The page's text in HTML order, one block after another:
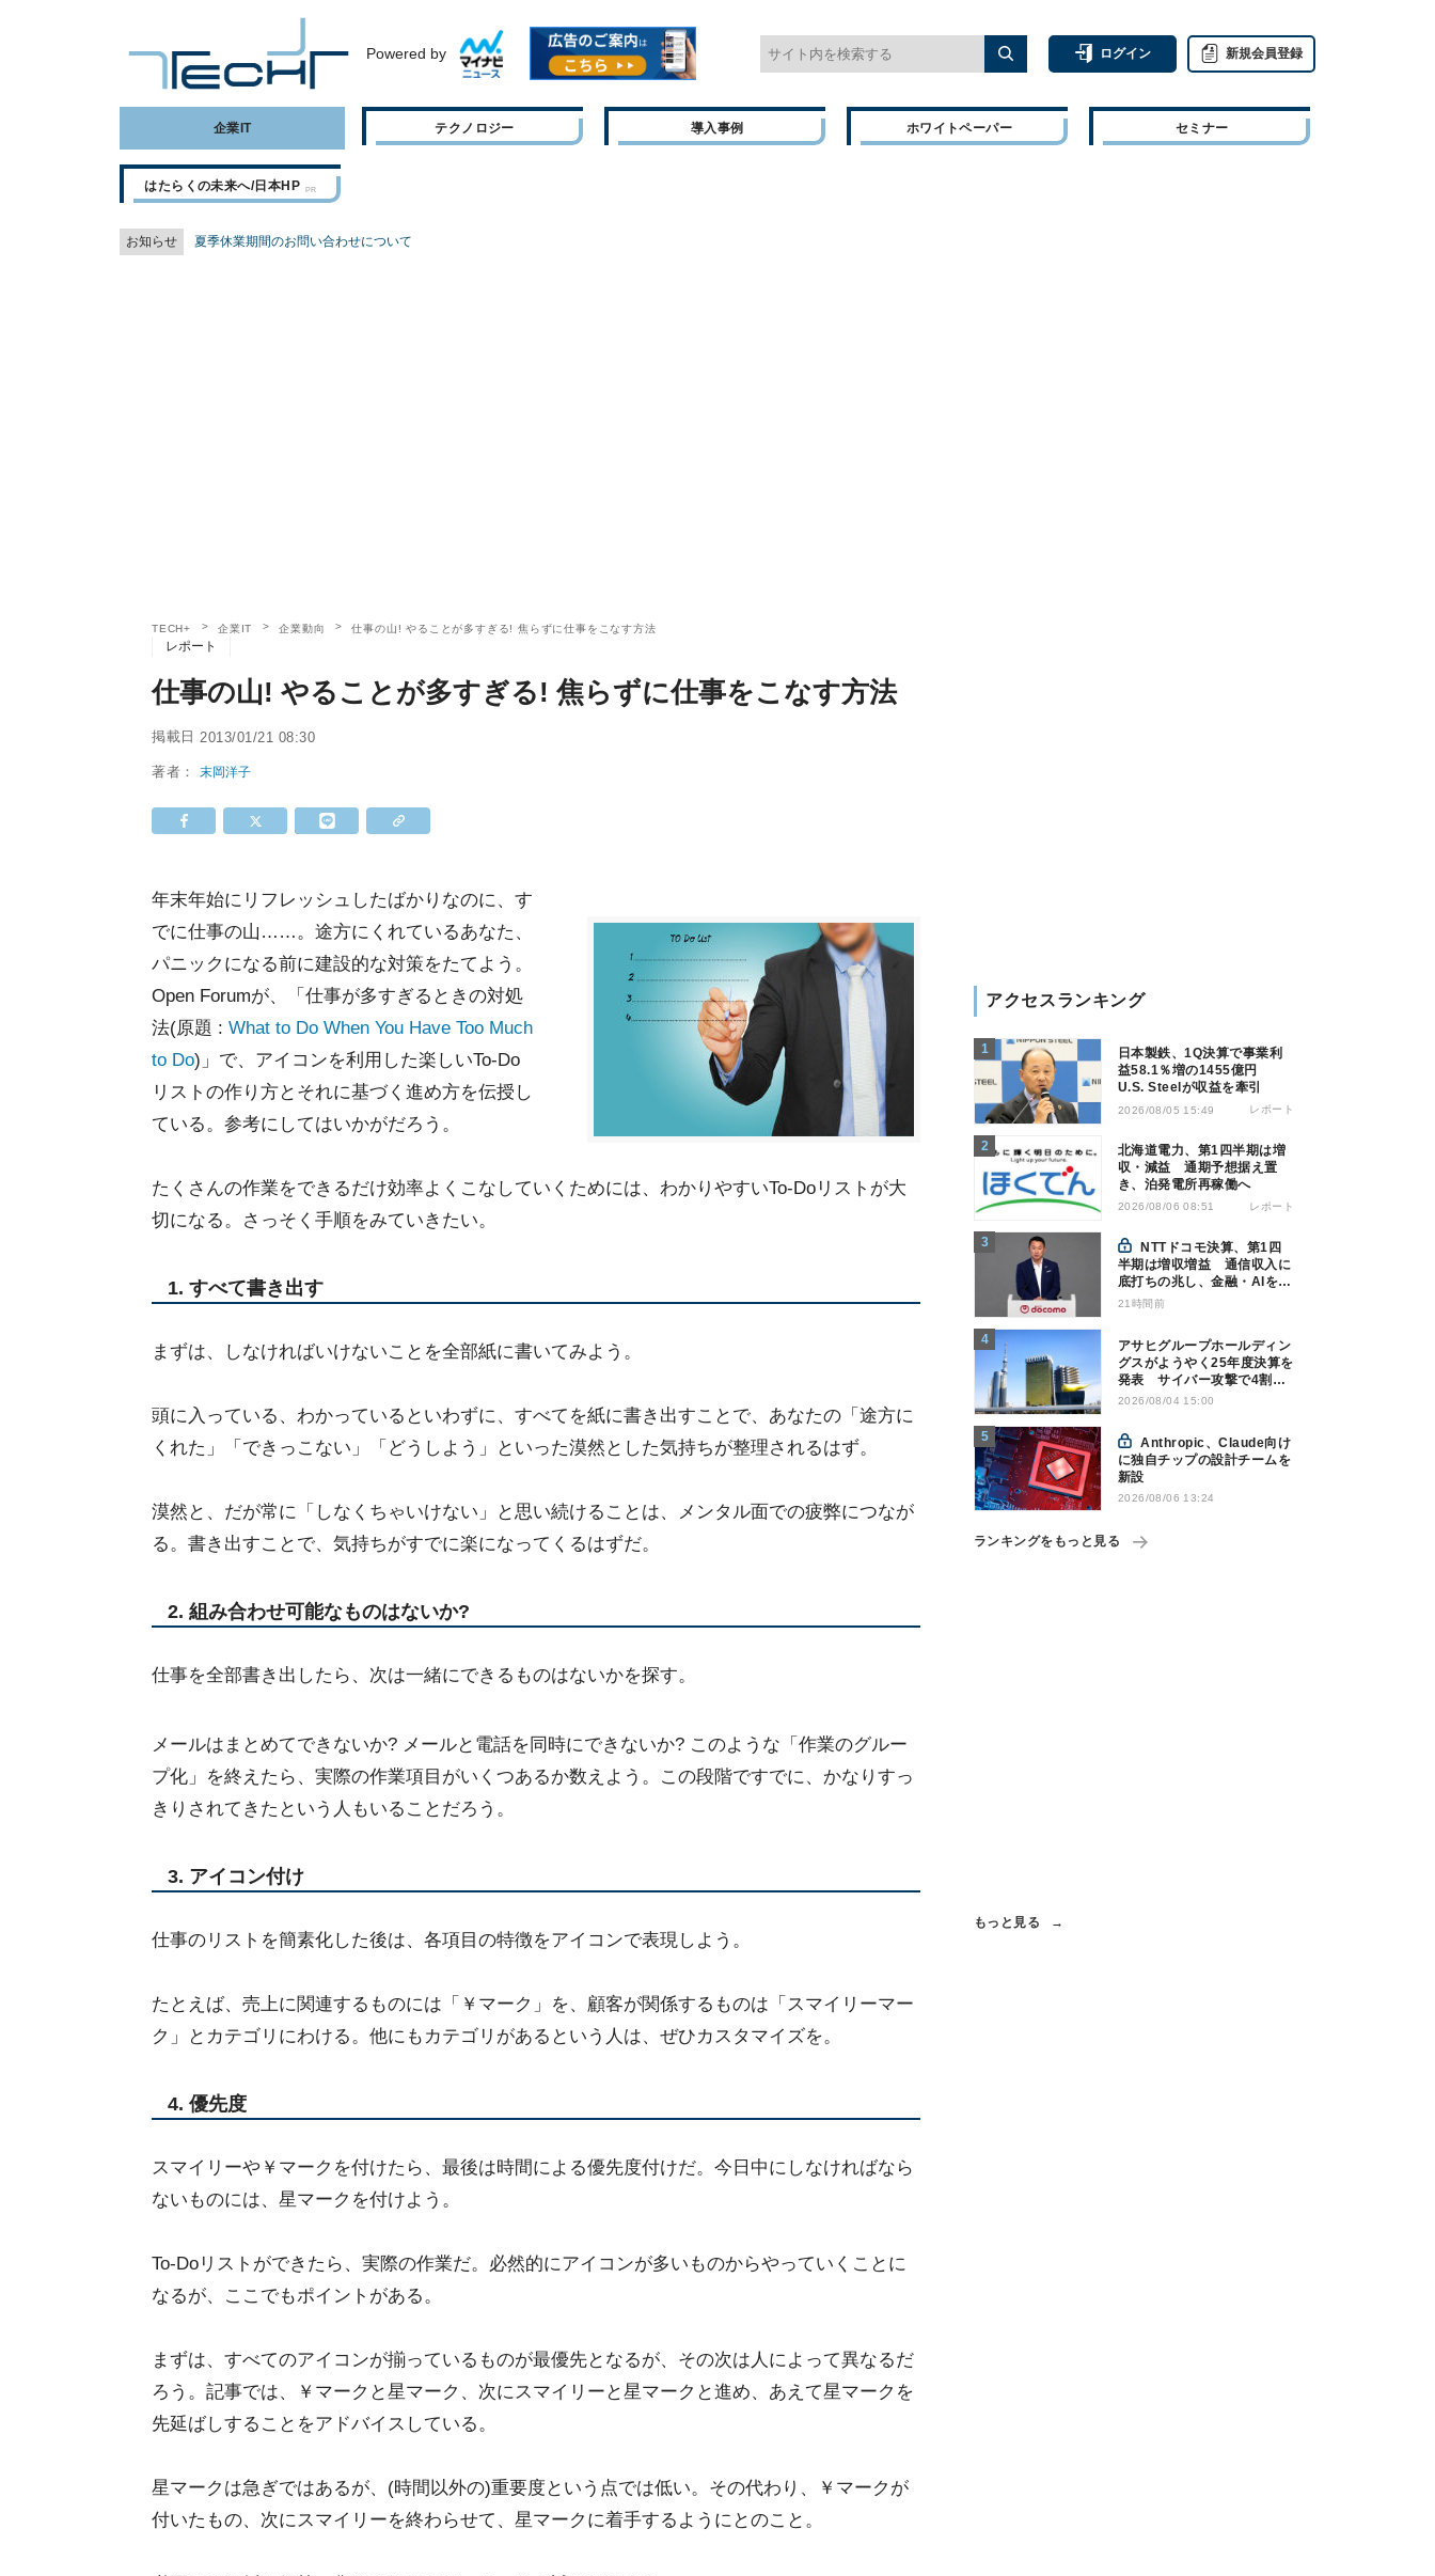
Powered by ログイン 新規会員登録
企業IT テクノロジー 導入事例 ホワイトペーパー セミナー
はたらくの未来へ/日本HP
お知らせ 夏季休業期間のお問い合わせについて
TECH+ 企業IT 企業動向 仕事の山! やることが多すぎる! 焦らずに仕事をこなす方法
レポート
仕事の山! やることが多すぎる! 焦らずに仕事をこなす方法
掲載日 2013/01/21 08:30
著者：末岡洋子
年末年始にリフレッシュしたばかりなのに、す
でに仕事の山……。途方にくれているあなた、
パニックになる前に建設的な対策をたてよう。
Open Forumが、「仕事が多すぎるときの対処
法(原題 : What to Do When You Have Too Much
to Do)」で、アイコンを利用した楽しいTo-Do
リストの作り方とそれに基づく進め方を伝授し
ている。参考にしてはいかがだろう。
たくさんの作業をできるだけ効率よくこなしていくためには、わかりやすいTo-Doリストが大
切になる。さっそく手順をみていきたい。
1. すべて書き出す
まずは、しなければいけないことを全部紙に書いてみよう。
頭に入っている、わかっているといわずに、すべてを紙に書き出すことで、あなたの「途方に
くれた」「できっこない」「どうしよう」といった漠然とした気持ちが整理されるはず。
漠然と、だが常に「しなくちゃいけない」と思い続けることは、メンタル面での疲弊につなが
る。書き出すことで、気持ちがすでに楽になってくるはずだ。
2. 組み合わせ可能なものはないか?
仕事を全部書き出したら、次は一緒にできるものはないかを探す。
メールはまとめてできないか? メールと電話を同時にできないか? このような「作業のグルー
プ化」を終えたら、実際の作業項目がいくつあるか数えよう。この段階ですでに、かなりすっ
きりされてきたという人もいることだろう。
3. アイコン付け
仕事のリストを簡素化した後は、各項目の特徴をアイコンで表現しよう。
たとえば、売上に関連するものには「￥マーク」を、顧客が関係するものは「スマイリーマー
ク」とカテゴリにわける。他にもカテゴリがあるという人は、ぜひカスタマイズを。
4. 優先度
スマイリーや￥マークを付けたら、最後は時間による優先度付けだ。今日中にしなければなら
ないものには、星マークを付けよう。
To-Doリストができたら、実際の作業だ。必然的にアイコンが多いものからやっていくことに
なるが、ここでもポイントがある。
まずは、すべてのアイコンが揃っているものが最優先となるが、その次は人によって異なるだ
ろう。記事では、￥マークと星マーク、次にスマイリーと星マークと進め、あえて星マークを
先延ばしすることをアドバイスしている。
星マークは急ぎではあるが、(時間以外の)重要度という点では低い。その代わり、￥マークが
付いたもの、次にスマイリーを終わらせて、星マークに着手するようにとのこと。
アクセスランキング
日本製鉄、1Q決算で事業利
益58.1％増の1455億円
U.S. Steelが収益を牽引
2026/08/05 15:49 レポート
北海道電力、第1四半期は増
収・減益 通期予想据え置
き、泊発電所再稼働へ
2026/08/06 08:51 レポート
半期は増収増益 通信収入に
底打ちの兆し、金融・AIを強
化
21時間前
アサヒグループホールディン
グスがようやく25年度決算を
発表 サイバー攻撃で4割減
益
2026/08/04 15:00
Anthropic、Claude向け
に独自チップの設計チームを
新設
2026/08/06 13:24
ランキングをもっと見る
もっと見る